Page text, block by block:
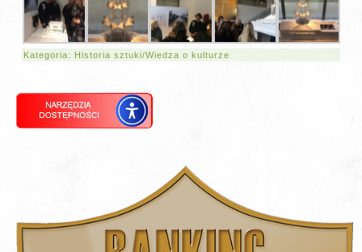
Kategoria: Historia sztuki/Wiedza o kulturze